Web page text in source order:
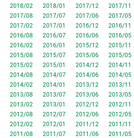
2018/02
2018/01 2017/12 2017/11
2017/08
2017/07 2017/06 2017/05
2017/02
2017/01 2016/12 2016/11
2016/08
2016/07 2016/06 2016/05
2016/02
2016/01 2015/12 2015/11
2015/08
2015/07 2015/06 2015/05
2015/02
2015/01 2014/12 2014/11
2014/08
2014/07 2014/06 2014/05
2014/02
2014/01 2013/12 2013/11
2013/08
2013/07 2013/06 2013/05
2013/02
2013/01 2012/12 2012/11
2012/08
2012/07 2012/06 2012/05
2012/02
2012/01 2011/12 2011/11
2011/08
2011/07 2011/06 2011/05